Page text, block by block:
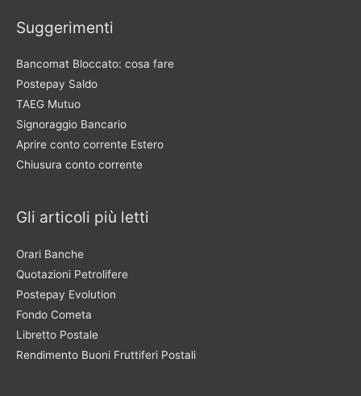
Suggerimenti
Bancomat Bloccato: cosa fare
Postepay Saldo
TAEG Mutuo
Signoraggio Bancario
Aprire conto corrente Estero
Chiusura conto corrente
Gli articoli più letti
Orari Banche
Quotazioni Petrolifere
Postepay Evolution
Fondo Cometa
Libretto Postale
Rendimento Buoni Fruttiferi Postali